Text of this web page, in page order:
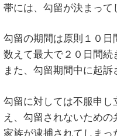
帯には、勾留が決まって
勾留の期間は原則１０
数えて最大で２０日間続
また、勾留期間中に起訴
勾留に対しては不服申
え、勾留されないための
家族が逮捕されてしま